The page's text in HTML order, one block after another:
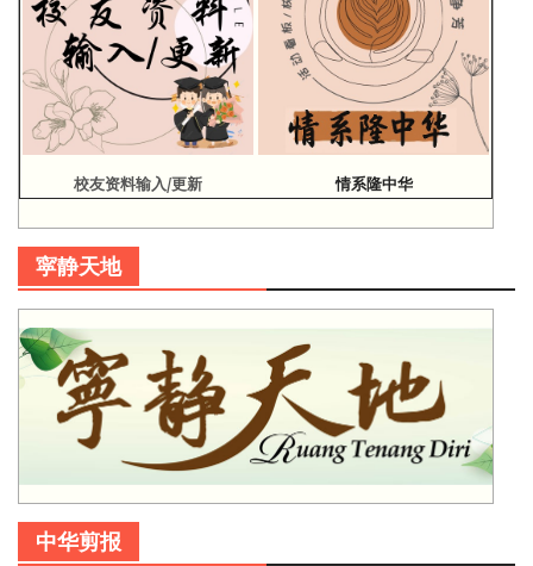
校友资料输入/更新 情系隆中华
寜静天地
中华剪报